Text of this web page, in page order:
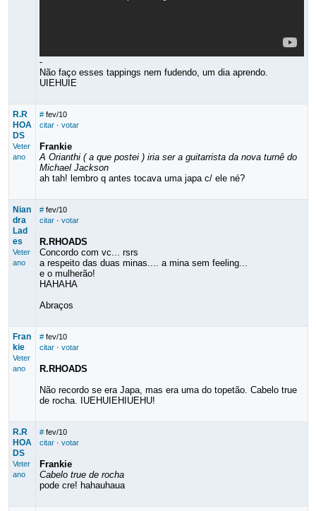
-
Não faço esses tappings nem fudendo, um dia aprendo.
UIEHUIE
R.R
HOA
DS
Veter
ano
# fev/10
citar· votar
Frankie
A Orianthi ( a que postei ) iria ser a guitarrista da nova turnê do
Michael Jackson
ah tah! lembro q antes tocava uma japa c/ ele né?
Nian
dra
Lad
es
Veter
ano
# fev/10
citar· votar
R.RHOADS
Concordo com vc... rsrs
a respeito das duas minas.... a mina sem feeling...
e o mulherão!
HAHAHA
Abraços
Fran
kie
Veter
ano
# fev/10
citar· votar
R.RHOADS
Não recordo se era Japa, mas era uma do topetão. Cabelo true
de rocha. IUEHUIEHIUEHU!
R.R
HOA
DS
Veter
ano
# fev/10
citar· votar
Frankie
Cabelo true de rocha
pode cre! hahauhaua